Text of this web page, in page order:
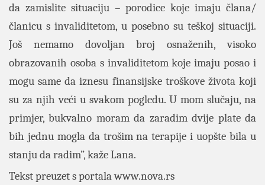
da zamislite situaciju – porodice koje imaju člana/
članicu s invaliditetom, u posebno su teškoj situaciji.
Još nemamo dovoljan broj osnaženih, visoko
obrazovanih osoba s invaliditetom koje imaju posao i
mogu same da iznesu finansijske troškove života koji
su za njih veći u svakom pogledu. U mom slučaju, na
primjer, bukvalno moram da zaradim dvije plate da
bih jednu mogla da trošim na terapije i uopšte bila u
stanju da radim”, kaže Lana.
Tekst preuzet s portala www.nova.rs